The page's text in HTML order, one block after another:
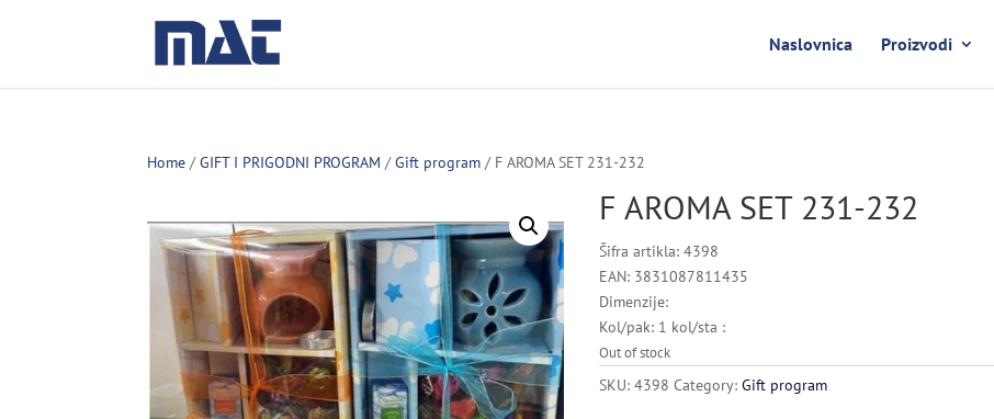
Naslovnica Proizvodi
Home /GIFT I PRIGODNI PROGRAM /Gift program / F AROMA SET 231-232
F AROMA SET 231-232
Šifra artikla: 4398
EAN: 3831087811435
Dimenzije:
Kol/pak: 1 kol/sta :
Out of stock
SKU:4398 Category:Gift program